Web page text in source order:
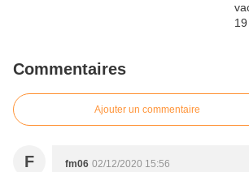
Commentaires
Ajouter un commentaire
F fm06 02/12/2020 15:56